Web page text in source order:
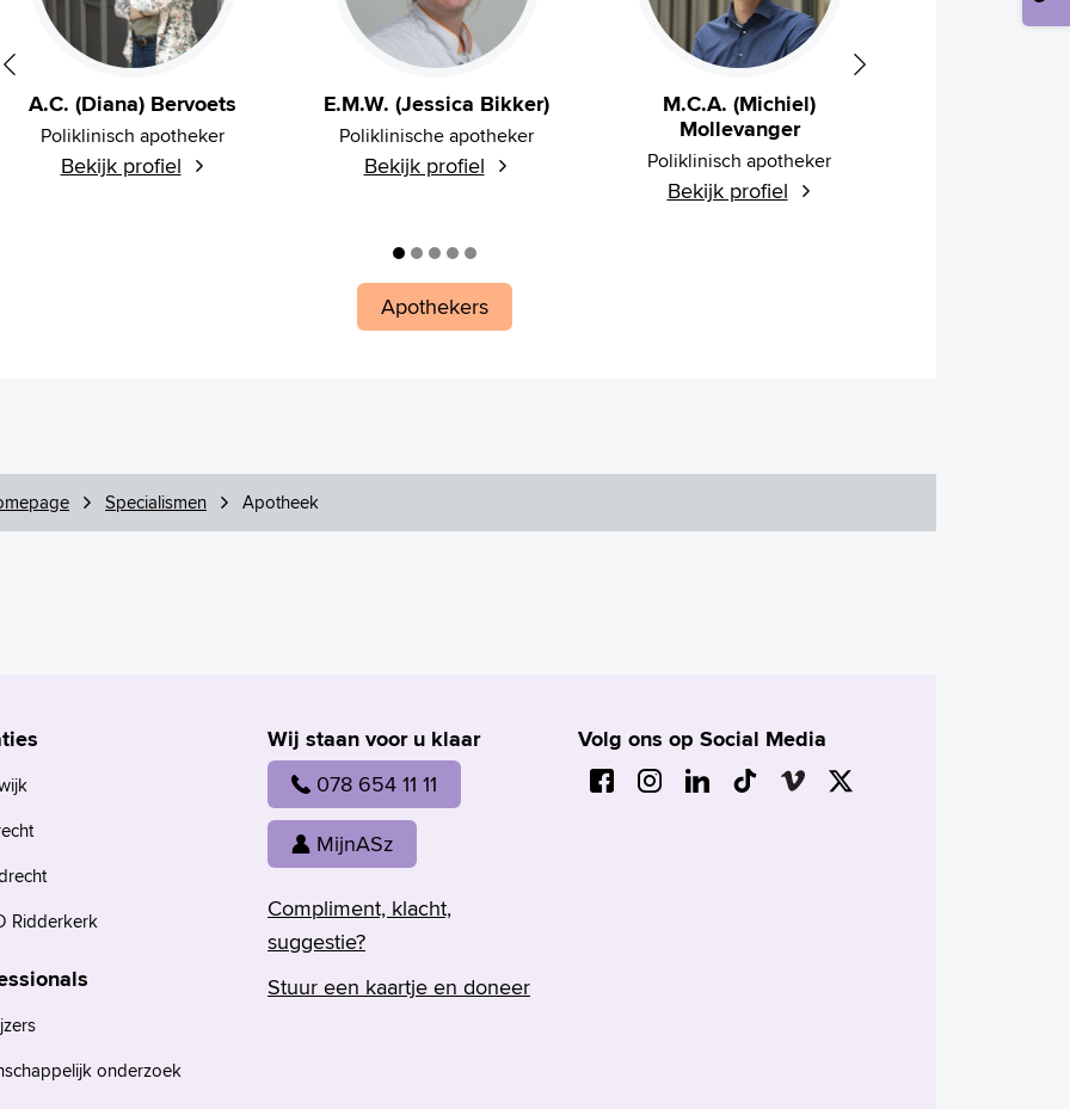
A.C. (Diana) Bervoets
Poliklinisch apotheker
Bekijk profiel
E.M.W. (Jessica Bikker)
Poliklinische apotheker
Bekijk profiel
M.C.A. (Michiel)
Mollevanger
Poliklinisch apotheker
Bekijk profiel
Apothekers
Specialismen Apotheek
Wij staan voor u klaar
078 654 11 11
MijnASz
Compliment, klacht,
suggestie?
Stuur een kaartje en doneer
Volg ons op Social Media
Ridderkerk
onderzoek